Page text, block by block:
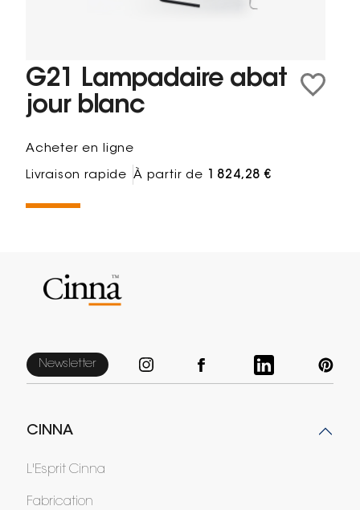
G21 Lampadaire abat
jour blanc
Acheter en ligne
Livraison rapide À partir de 1 824,28 €
Newsletter
CINNA
L'Esprit Cinna
Fabrication